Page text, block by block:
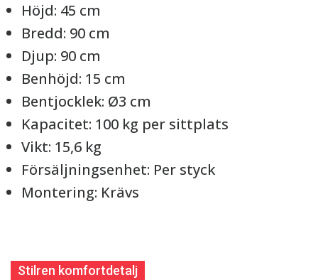
Höjd: 45 cm
Bredd: 90 cm
Djup: 90 cm
Benhöjd: 15 cm
Bentjocklek: Ø3 cm
Kapacitet: 100 kg per sittplats
Vikt: 15,6 kg
Försäljningsenhet: Per styck
Montering: Krävs
Stilren komfortdetalj